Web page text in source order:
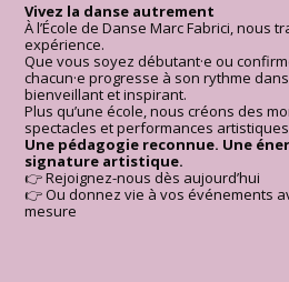
Vivez la danse autrement
À l’École de Danse Marc Fabrici, nous
expérience.
Que vous soyez débutant·e ou
chacun·e progresse à son rythme
bienveillant et inspirant.
Plus qu’une école, nous créons des
spectacles et performances
Une pédagogie reconnue. Une
signature artistique.
👉 Rejoignez-nous dès aujourd’hui
👉 Ou donnez vie à vos événements
mesure